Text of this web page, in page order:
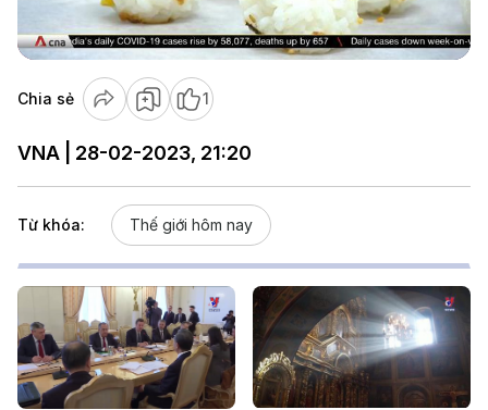
Video
Chia sẻ 1
VNA | 28-02-2023, 21:20
Từ khóa: Thế giới hôm nay